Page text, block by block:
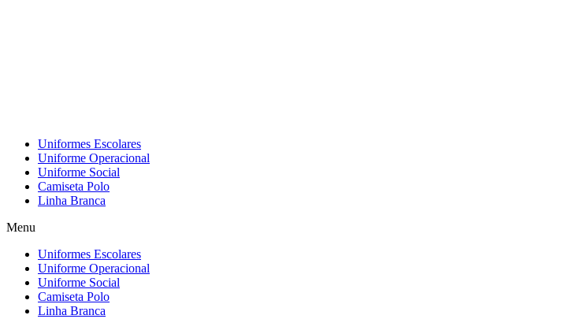
Uniformes Escolares
Uniforme Operacional
Uniforme Social
Camiseta Polo
Linha Branca
Menu
Uniformes Escolares
Uniforme Operacional
Uniforme Social
Camiseta Polo
Linha Branca